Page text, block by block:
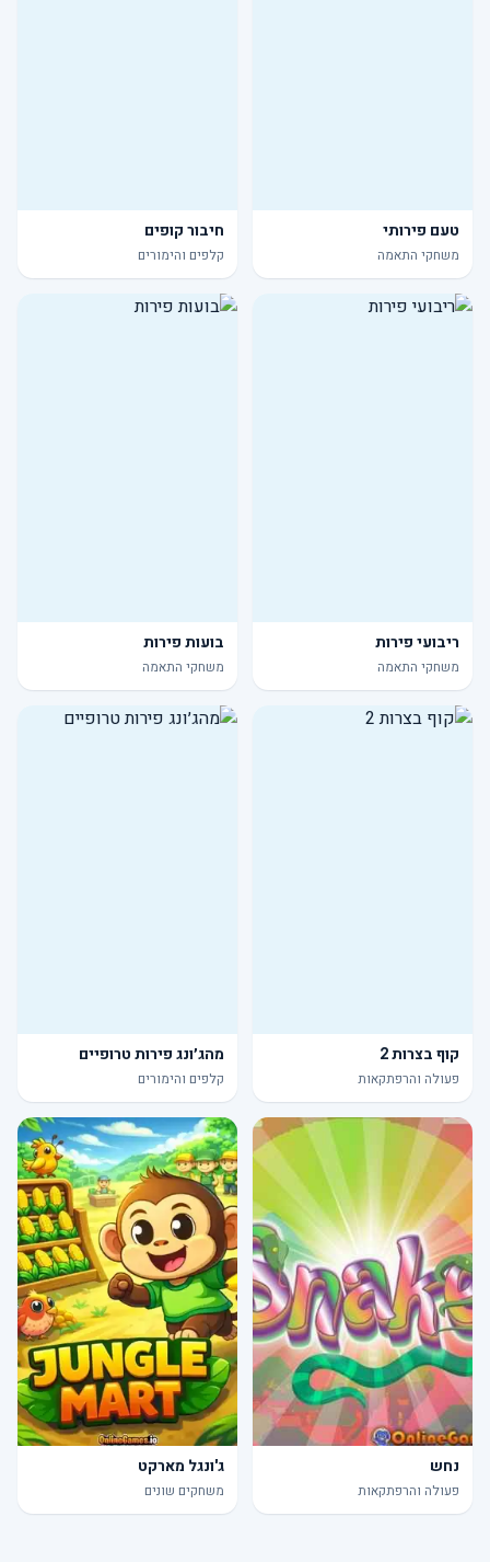
טעם פירותי
משחקי התאמה
חיבור קופים
קלפים והימורים
ריבועי פירות
משחקי התאמה
בועות פירות
משחקי התאמה
קוף בצרות 2
פעולה והרפתקאות
מהג׳ונג פירות טרופיים
קלפים והימורים
נחש
פעולה והרפתקאות
ג'ונגל מארקט
משחקים שונים